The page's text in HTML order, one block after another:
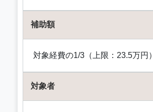
補助額
対象経費の1/3（上限：23.5万円）
対象者